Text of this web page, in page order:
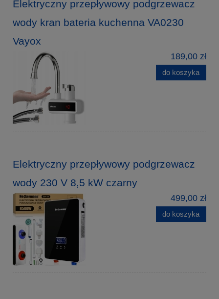
Elektryczny przepływowy podgrzewacz
wody kran bateria kuchenna VA0230
Vayox
189,00 zł
do koszyka
Elektryczny przepływowy podgrzewacz
wody 230 V 8,5 kW czarny
499,00 zł
do koszyka